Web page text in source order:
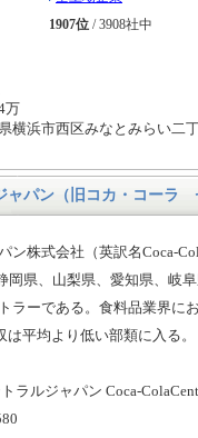
1907位 / 3908社中
万
横浜市西区みなとみらい二
ャパン（旧コカ・コーラ
ン株式会社（英訳名Coca-
岡県、山梨県、愛知県、岐
ラーである。食料品業界に
平均より低い部類に入る。
ラルジャパン Coca-